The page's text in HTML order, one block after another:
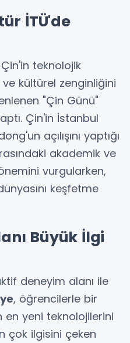
İTÜ'de
teknolojik
kültürel zenginliğini
"Çin Günü"
Çin'in İstanbul
açılışını yaptığı
akademik ve
vurgularken,
keşfetme
Büyük İlgi
deneyim alanı ile
, öğrencilerle bir
en yeni teknolojilerini
çok ilgisini çeken